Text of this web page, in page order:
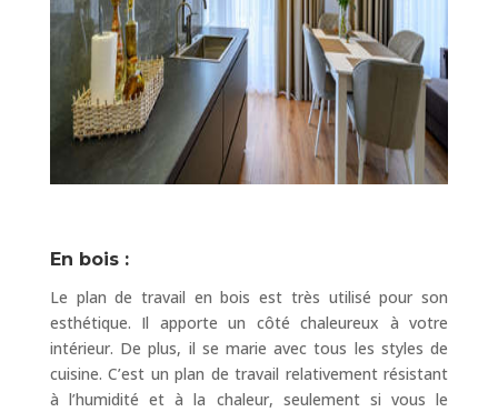
En bois :
Le plan de travail en bois est très utilisé pour son
esthétique. Il apporte un côté chaleureux à votre
intérieur. De plus, il se marie avec tous les styles de
cuisine. C’est un plan de travail relativement résistant
à l’humidité et à la chaleur, seulement si vous le